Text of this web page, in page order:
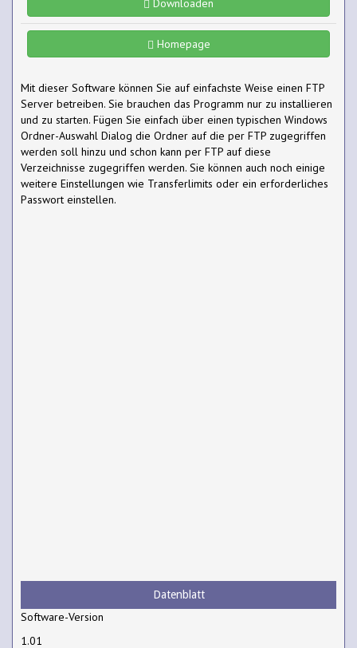
Homepage
Mit dieser Software können Sie auf einfachste Weise einen FTP
Server betreiben. Sie brauchen das Programm nur zu installieren
und zu starten. Fügen Sie einfach über einen typischen Windows
Ordner-Auswahl Dialog die Ordner auf die per FTP zugegriffen
werden soll hinzu und schon kann per FTP auf diese
Verzeichnisse zugegriffen werden. Sie können auch noch einige
weitere Einstellungen wie Transferlimits oder ein erforderliches
Passwort einstellen.
Datenblatt
Software-Version
1.01